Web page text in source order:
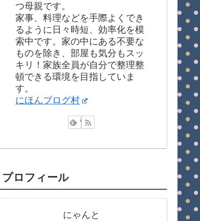
つ母親です。
家事、料理などを手際よくでき
るように日々時短、効率化を模
索中です。家の中にある不要な
ものを除き、部屋も気分もスッ
キリ！家族全員が自分で整理整
頓できる環境を目指していま
す。
にほんブログ村
プロフィール
にゃんと